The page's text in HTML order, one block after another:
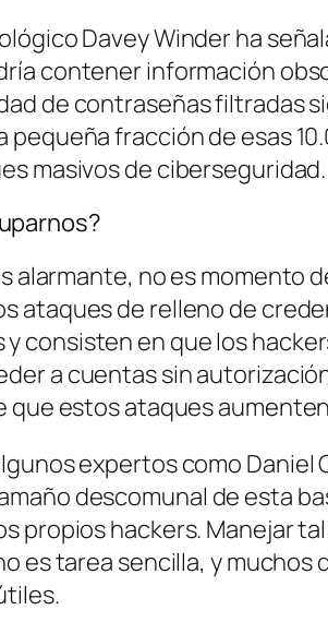
Davey Winder ha
contener información
de contraseñas filtradas
pequeña fracción de esas
masivos de ciberseguridad.
alarmante, no es momento
ataques de relleno de
y consisten en que los
a cuentas sin
que estos ataques
expertos como Daniel
descomunal de esta
propios hackers. Manejar
es tarea sencilla, y muchos